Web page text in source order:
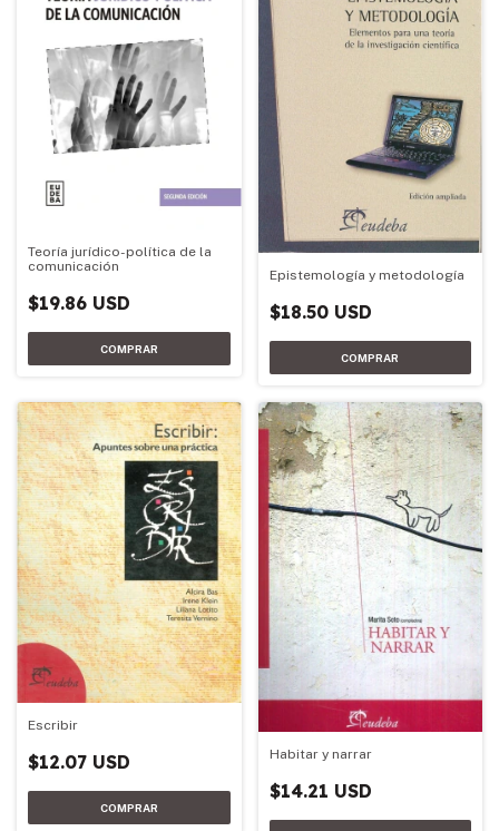
Teoría jurídico-política de la
comunicación
$19.86 USD
Epistemología y metodología
$18.50 USD
Escribir
$12.07 USD Habitar y narrar
$14.21 USD